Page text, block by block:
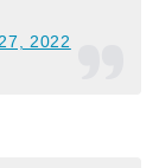
2022